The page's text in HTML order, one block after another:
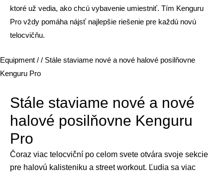
ktoré už vedia, ako chcú vybavenie umiestniť. Tím Kenguru
Pro vždy pomáha nájsť najlepšie riešenie pre každú novú
telocvičňu.
Equipment / / Stále staviame nové a nové halové posilňovne
Kenguru Pro
Stále staviame nové a nové
halové posilňovne Kenguru
Pro
Čoraz viac telocviční po celom svete otvára svoje sekcie
pre halovú kalisteniku a street workout. Ľudia sa viac